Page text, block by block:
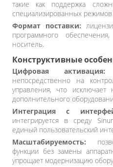
такие как поддержка
специализированных режимов
Формат поставки:
программного
носитель.
Конструктивные
Цифровая активация:
непосредственно на
управления, что исключает
дополнительного
Интеграция с
интегрируется в среду
единый пользовательский
Масштабируемость:
функции без замены
упрощает модернизацию